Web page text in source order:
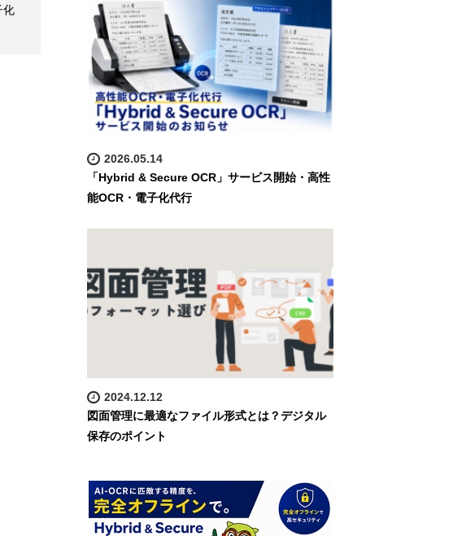
化
2026.05.14
「Hybrid & Secure OCR」サービス開始・高性
能OCR・電子化代行
2024.12.12
図面管理に最適なファイル形式とは？デジタル
保存のポイント